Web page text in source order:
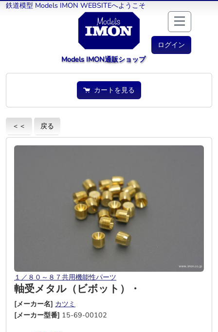
鉄道模型 Models IMON WEBSITEへようこそ
ログイン
Models IMON通販ショップ
カートを見る
＜＜ 戻る
１／８０～８７共用機能性パーツ
軸受メタル（ビボット）・
[メーカー名] カツミ
[メーカー型番] 15-69-00102